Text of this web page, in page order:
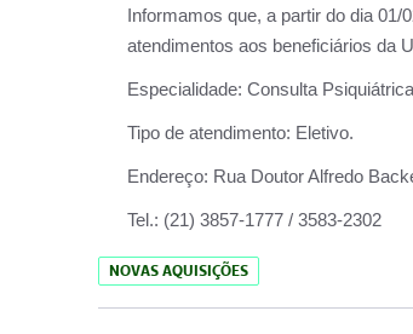
Informamos que, a partir do dia 01/
atendimentos aos beneficiários da
Especialidade: Consulta
Tipo de atendimento: Eletivo.
Endereço: Rua Doutor Alfredo
Tel.: (21) 3857-1777 / 3583-2302
NOVAS AQUISIÇÕES